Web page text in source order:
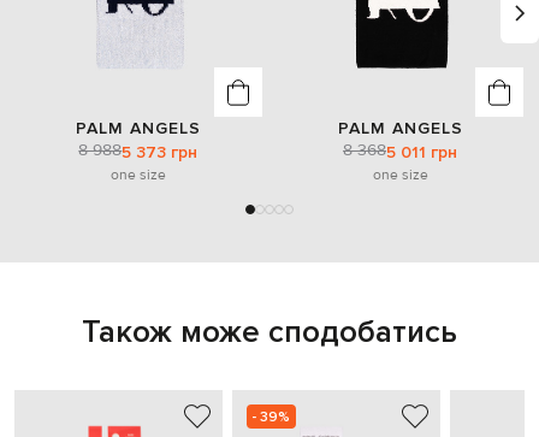
PALM ANGELS
8 9885 373 грн
one size
PALM ANGELS
8 3685 011 грн
one size
Також може сподобатись
- 39%